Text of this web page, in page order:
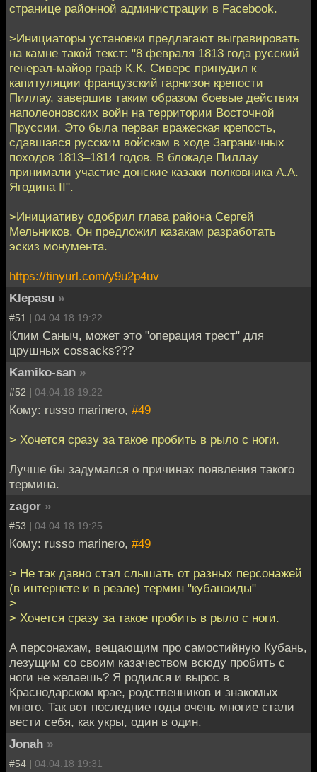
странице районной администрации в Facebook.
>Инициаторы установки предлагают выгравировать
на камне такой текст: "8 февраля 1813 года русский
генерал-майор граф К.К. Сиверс принудил к
капитуляции французский гарнизон крепости
Пиллау, завершив таким образом боевые действия
наполеоновских войн на территории Восточной
Пруссии. Это была первая вражеская крепость,
сдавшаяся русским войскам в ходе Заграничных
походов 1813–1814 годов. В блокаде Пиллау
принимали участие донские казаки полковника А.А.
Ягодина II".
>Инициативу одобрил глава района Сергей
Мельников. Он предложил казакам разработать
эскиз монумента.
https://tinyurl.com/y9u2p4uv
Klepasu »
#51 | 04.04.18 19:22
Клим Саныч, может это "операция трест" для
црушных cossacks???
Kamiko-san »
#52 | 04.04.18 19:22
Кому: russo marinero, #49
> Хочется сразу за такое пробить в рыло с ноги.
Лучше бы задумался о причинах появления такого
термина.
zagor »
#53 | 04.04.18 19:25
Кому: russo marinero, #49
> Не так давно стал слышать от разных персонажей
(в интернете и в реале) термин "кубаноиды"
>
> Хочется сразу за такое пробить в рыло с ноги.
А персонажам, вещающим про самостийную Кубань,
лезущим со своим казачеством всюду пробить с
ноги не желаешь? Я родился и вырос в
Краснодарском крае, родственников и знакомых
много. Так вот последние годы очень многие стали
вести себя, как укры, один в один.
Jonah »
#54 | 04.04.18 19:31